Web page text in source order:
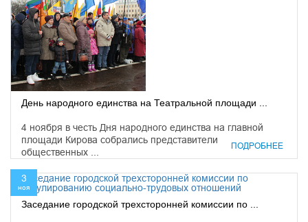
День народного единства на Театральной площади ...
4 ноября в честь Дня народного единства на главной
площади Кирова собрались представители
общественных ...
ПОДРОБНЕЕ
3
ноя
Заседание городской трехсторонней комиссии по ...